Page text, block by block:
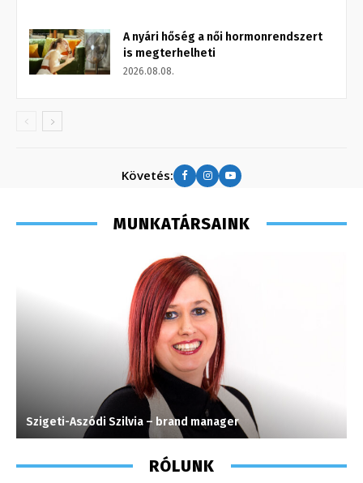
A nyári hőség a női hormonrendszert
is megterhelheti
2026.08.08.
Követés:
MUNKATÁRSAINK
Szigeti-Aszódi Szilvia – brand manager
RÓLUNK